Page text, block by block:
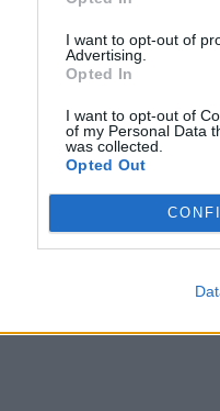
I want to opt-out of
Advertising.
Opted In
I want to opt-out of
of my Personal Data
was collected.
Opted Out